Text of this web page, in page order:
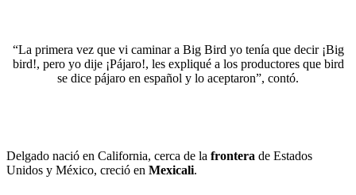
“La primera vez que vi caminar a Big Bird yo tenía que decir ¡Big
bird!, pero yo dije ¡Pájaro!, les expliqué a los productores que bird
se dice pájaro en español y lo aceptaron”, contó.
Delgado nació en California, cerca de la frontera de Estados
Unidos y México, creció en Mexicali.